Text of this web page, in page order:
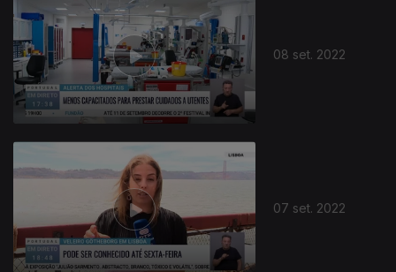
08 set. 2022
07 set. 2022